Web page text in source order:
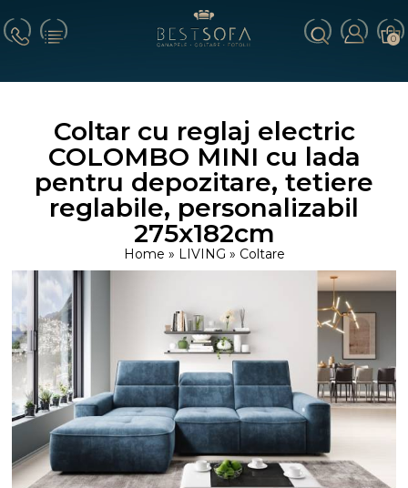
0
Coltar cu reglaj electric
COLOMBO MINI cu lada
pentru depozitare, tetiere
reglabile, personalizabil
275x182cm
Home » LIVING » Coltare